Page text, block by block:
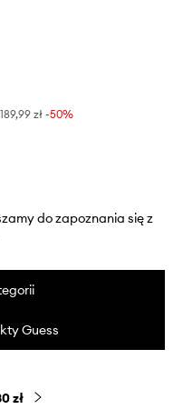
189,99 zł -50%
do zapoznania się z
Guess
zł